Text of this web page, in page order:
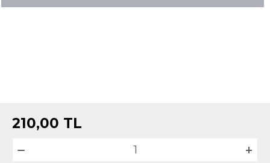
210,00 TL